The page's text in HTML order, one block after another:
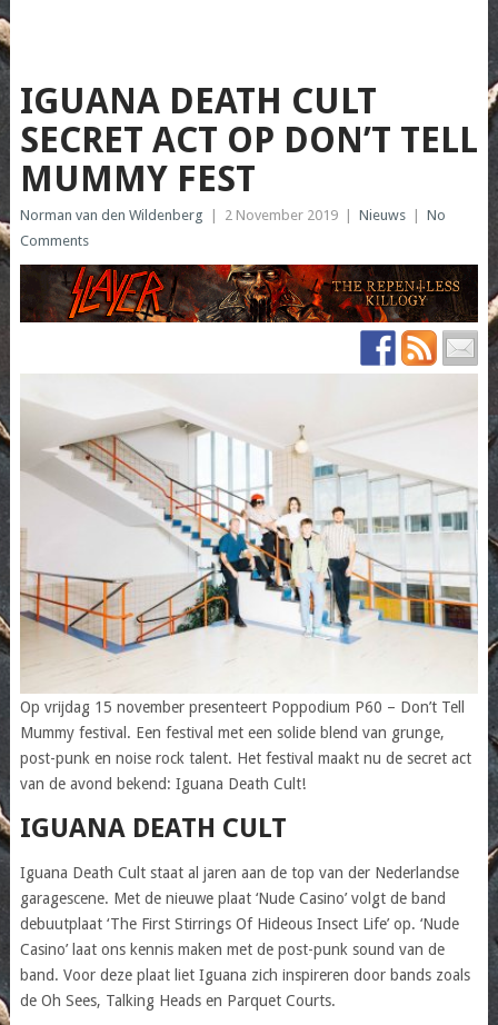
IGUANA DEATH CULT
SECRET ACT OP DON’T TELL
MUMMY FEST
Norman van den Wildenberg 2 November 2019 Nieuws
No
Comments
Op vrijdag 15 november presenteert Poppodium P60 – Don’t Tell
Mummy festival. Een festival met een solide blend van grunge,
post-punk en noise rock talent. Het festival maakt nu de secret act
van de avond bekend: Iguana Death Cult!
IGUANA DEATH CULT
Iguana Death Cult staat al jaren aan de top van der Nederlandse
garagescene. Met de nieuwe plaat ‘Nude Casino’ volgt de band
debuutplaat ‘The First Stirrings Of Hideous Insect Life’ op. ‘Nude
Casino’ laat ons kennis maken met de post-punk sound van de
band. Voor deze plaat liet Iguana zich inspireren door bands zoals
de Oh Sees, Talking Heads en Parquet Courts.